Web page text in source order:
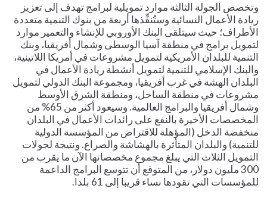
وتخصص الجولة الثالثة موارد تمويلية لبرامج تهدف إلى تعزيز
ريادة الأعمال النسائية وستُنفِّذها أربعة من بنوك التنمية متعددة
الأطراف؛ حيث سيتلقى البنك الأوروبي للإنشاء والتعمير موارد
لتمويل برامج في منطقة آسيا الوسطى وشمال أفريقيا، وبنك
التنمية للبلدان الأمريكية لتمويل مشروعات في أمريكا اللاتينية،
والبنك الإسلامي للتنمية لتمويل أنشطة ريادة الأعمال في
البلدان الهشة في غرب أفريقيا، ومجموعة البنك الدولي لتمويل
مشروعات في منطقة الساحل، ومنطقة الشرق الأوسط
وشمال أفريقيا والبرامج العالمية. وسيعود أكثر من 65% من
المخصصات الأخيرة بالنفع على رائدات الأعمال في البلدان
منخفضة الدخل (المؤهلة للاقتراض من المؤسسة الدولية
للتنمية) والبلدان المتأثرة بالهشاشة والصراع. ونتيجة لجولات
التمويل الثلاث التي يبلغ مجموع مخصصاتها الآن ما يقرب من
300 مليون دولار، من المتوقع أن تتوسع البرامج الداعمة
للمؤسسات التي تقودها نساء قريبا إلى 61 بلدا.